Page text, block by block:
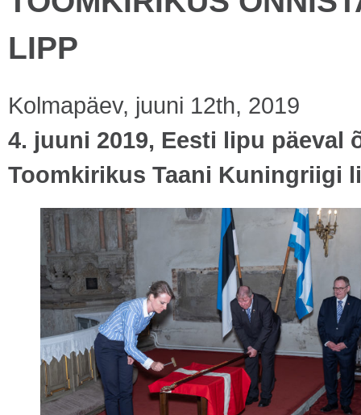
LIPP
Kolmapäev, juuni 12th, 2019
4. juuni 2019, Eesti lipu
Toomkirikus Taani Kuningriigi